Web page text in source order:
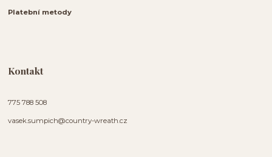
Platební metody
Kontakt
775 788 508
vasek.sumpich@country-wreath.cz